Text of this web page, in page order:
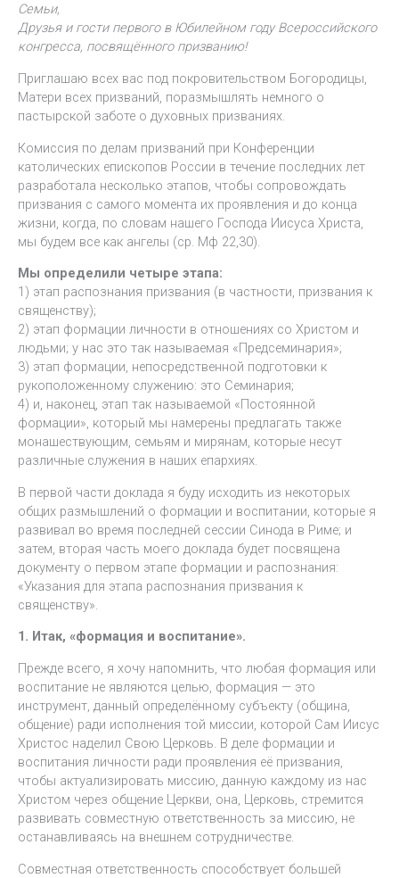
Семьи,
Друзья и гости первого в Юбилейном году Всероссийского
конгресса, посвящённого призванию!
Приглашаю всех вас под покровительством Богородицы,
Матери всех призваний, поразмышлять немного о
пастырской заботе о духовных призваниях.
Комиссия по делам призваний при Конференции
католических епископов России в течение последних лет
разработала несколько этапов, чтобы сопровождать
призвания с самого момента их проявления и до конца
жизни, когда, по словам нашего Господа Иисуса Христа,
мы будем все как ангелы (ср. Мф 22,30).
Мы определили четыре этапа:
1) этап распознания призвания (в частности, призвания к
священству);
2) этап формации личности в отношениях со Христом и
людьми; у нас это так называемая «Предсеминария»;
3) этап формации, непосредственной подготовки к
рукоположенному служению: это Семинария;
4) и, наконец, этап так называемой «Постоянной
формации», который мы намерены предлагать также
монашествующим, семьям и мирянам, которые несут
различные служения в наших епархиях.
В первой части доклада я буду исходить из некоторых
общих размышлений о формации и воспитании, которые я
развивал во время последней сессии Синода в Риме; и
затем, вторая часть моего доклада будет посвящена
документу о первом этапе формации и распознания:
«Указания для этапа распознания призвания к
священству».
1. Итак, «формация и воспитание».
Прежде всего, я хочу напомнить, что любая формация или
воспитание не являются целью, формация — это
инструмент, данный определённому субъекту (община,
общение) ради исполнения той миссии, которой Сам Иисус
Христос наделил Свою Церковь. В деле формации и
воспитания личности ради проявления её призвания,
чтобы актуализировать миссию, данную каждому из нас
Христом через общение Церкви, она, Церковь, стремится
развивать совместную ответственность за миссию, не
останавливаясь на внешнем сотрудничестве.
Совместная ответственность способствует большей